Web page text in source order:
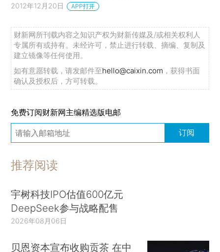
2012年12月20日 APP打开
财新网所刊载内容之知识产权为财新传媒及/或相关权利人
专属所有或持有。未经许可，禁止进行转载、摘编、复制及
建立镜像等任何使用。
如有意愿转载，请发邮件至hello@caixin.com ，获得书面
确认及授权后，方可转载。
免费订阅财新网主编精选版电邮
订阅
推荐阅读
宇树科技IPO估值600亿元
DeepSeek参与战略配售
2026年08月06日
贝恩资本宣布收购贡茶 在中